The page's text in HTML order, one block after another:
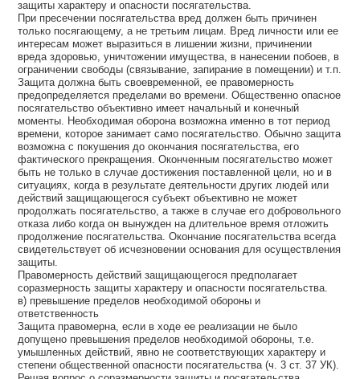
защиты характеру и опасности посягательства.
При пресечении посягательства вред должен быть причинен
только посягающему, а не третьим лицам. Вред личности или ее
интересам может выразиться в лишении жизни, причинении
вреда здоровью, уничтожении имущества, в нанесении побоев, в
ограничении свободы (связывание, запирание в помещении) и т.п.
Защита должна быть своевременной, ее правомерность
предопределяется пределами во времени. Общественно опасное
посягательство объективно имеет начальный и конечный
моменты. Необходимая оборона возможна именно в тот период
времени, которое занимает само посягательство. Обычно защита
возможна с покушения до окончания посягательства, его
фактического прекращения. Оконченным посягательство может
быть не только в случае достижения поставленной цели, но и в
ситуациях, когда в результате деятельности других людей или
действий защищающегося субъект объективно не может
продолжать посягательство, а также в случае его добровольного
отказа либо когда он вынужден на длительное время отложить
продолжение посягательства. Окончание посягательства всегда
свидетельствует об исчезновении основания для осуществления
защиты.
Правомерность действий защищающегося предполагает
соразмерность защиты характеру и опасности посягательства.
в) превышение пределов необходимой обороны и
ответственность
Защита правомерна, если в ходе ее реализации не было
допущено превышения пределов необходимой обороны, т.е.
умышленных действий, явно не соответствующих характеру и
степени общественной опасности посягательства (ч. 3 ст. 37 УК).